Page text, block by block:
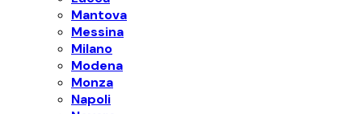
Mantova
Messina
Milano
Modena
Monza
Napoli